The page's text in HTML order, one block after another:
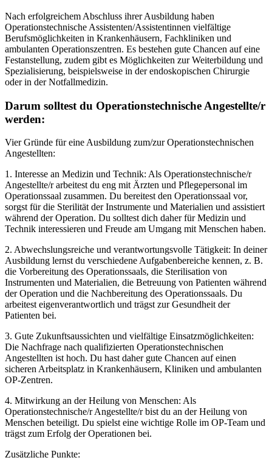
Nach erfolgreichem Abschluss ihrer Ausbildung haben
Operationstechnische Assistenten/Assistentinnen vielfältige
Berufsmöglichkeiten in Krankenhäusern, Fachkliniken und
ambulanten Operationszentren. Es bestehen gute Chancen auf eine
Festanstellung, zudem gibt es Möglichkeiten zur Weiterbildung und
Spezialisierung, beispielsweise in der endoskopischen Chirurgie
oder in der Notfallmedizin.
Darum solltest du Operationstechnische Angestellte/r
werden:
Vier Gründe für eine Ausbildung zum/zur Operationstechnischen
Angestellten:
1. Interesse an Medizin und Technik: Als Operationstechnische/r
Angestellte/r arbeitest du eng mit Ärzten und Pflegepersonal im
Operationssaal zusammen. Du bereitest den Operationssaal vor,
sorgst für die Sterilität der Instrumente und Materialien und assistiert
während der Operation. Du solltest dich daher für Medizin und
Technik interessieren und Freude am Umgang mit Menschen haben.
2. Abwechslungsreiche und verantwortungsvolle Tätigkeit: In deiner
Ausbildung lernst du verschiedene Aufgabenbereiche kennen, z. B.
die Vorbereitung des Operationssaals, die Sterilisation von
Instrumenten und Materialien, die Betreuung von Patienten während
der Operation und die Nachbereitung des Operationssaals. Du
arbeitest eigenverantwortlich und trägst zur Gesundheit der
Patienten bei.
3. Gute Zukunftsaussichten und vielfältige Einsatzmöglichkeiten:
Die Nachfrage nach qualifizierten Operationstechnischen
Angestellten ist hoch. Du hast daher gute Chancen auf einen
sicheren Arbeitsplatz in Krankenhäusern, Kliniken und ambulanten
OP-Zentren.
4. Mitwirkung an der Heilung von Menschen: Als
Operationstechnische/r Angestellte/r bist du an der Heilung von
Menschen beteiligt. Du spielst eine wichtige Rolle im OP-Team und
trägst zum Erfolg der Operationen bei.
Zusätzliche Punkte: